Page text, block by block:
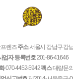
렌즈주소서울시 강남구 강
업자 등록번호201-86-41646
070-4452-5942팩스대량문의